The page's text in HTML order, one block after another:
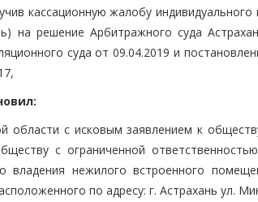
кассационную жалобу индивидуального
на решение Арбитражного суда
суда от 09.04.2019 и
области с исковым заявлением к
с ограниченной
владения нежилого встроенного
по адресу: г. Астрахань ул.